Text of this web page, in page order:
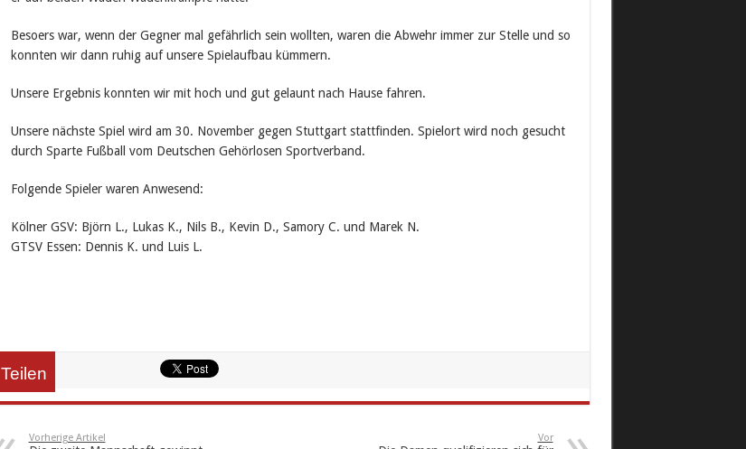
Besoers war, wenn der Gegner mal gefährlich sein wollten, waren die Abwehr immer zur Stelle und so
konnten wir dann ruhig auf unsere Spielaufbau kümmern.
Unsere Ergebnis konnten wir mit hoch und gut gelaunt nach Hause fahren.
Unsere nächste Spiel wird am 30. November gegen Stuttgart stattfinden. Spielort wird noch gesucht
durch Sparte Fußball vom Deutschen Gehörlosen Sportverband.
Folgende Spieler waren Anwesend:
Kölner GSV: Björn L., Lukas K., Nils B., Kevin D., Samory C. und Marek N.
GTSV Essen: Dennis K. und Luis L.
Teilen
Vorherige Artikel Vor